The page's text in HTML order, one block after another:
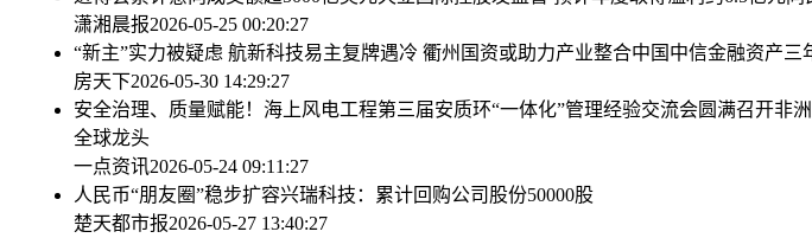
潇湘晨报2026-05-25 00:20:27
“新主”实力被疑虑 航新科技易主复牌遇冷 衢州国资或助力产业整合中国中信金融资产三
房天下2026-05-30 14:29:27
安全治理、质量赋能！海上风电工程第三届安质环“一体化”管理经验交流会圆满召开非
全球龙头
一点资讯2026-05-24 09:11:27
人民币“朋友圈”稳步扩容兴瑞科技：累计回购公司股份50000股
楚天都市报2026-05-27 13:40:27